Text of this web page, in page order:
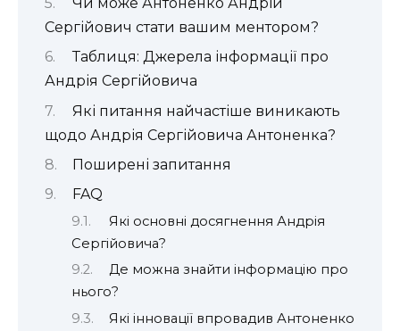
Сергійович стати вашим ментором?
Таблиця: Джерела інформації про
Андрія Сергійовича
Які питання найчастіше виникають
щодо Андрія Сергійовича Антоненка?
Поширені запитання
FAQ
Які основні досягнення Андрія
Сергійовича?
Де можна знайти інформацію про
нього?
Які інновації впровадив Антоненко